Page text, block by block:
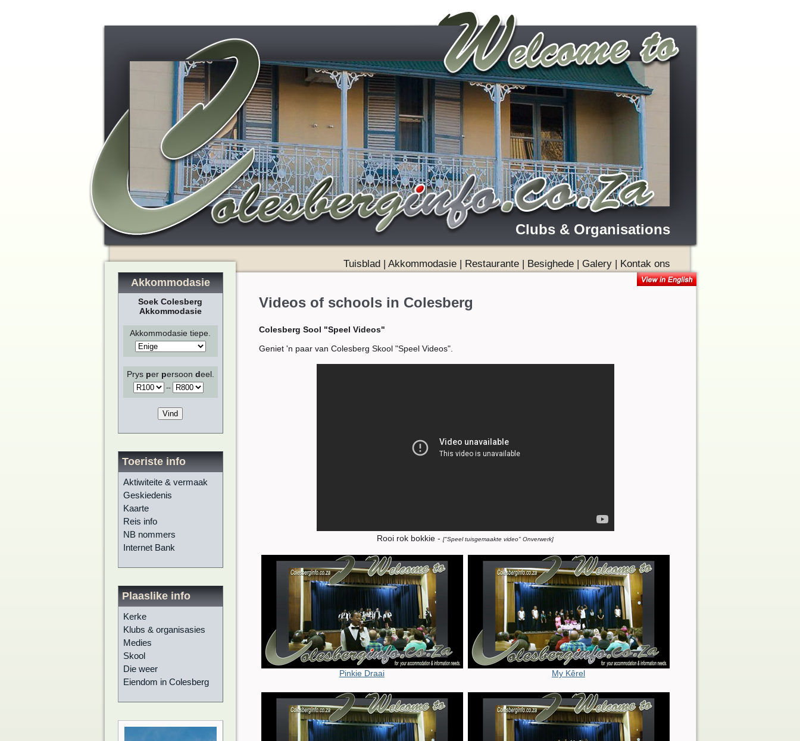
Clubs & Organisations
Tuisblad| Akkommodasie | Restaurante | Besighede | Galery | Kontak ons
Akkommodasie
Soek Colesberg
Akkommodasie
Akkommodasie tiepe.
Prys per persoon deel.
--
Toeriste info
Aktiwiteite & vermaak
Geskiedenis
Kaarte
Reis info
NB nommers
Internet Bank
Plaaslike info
Kerke
Klubs & organisasies
Medies
Skool
Die weer
Eiendom in Colesberg
Videos of schools in Colesberg
Colesberg Sool "Speel Videos"
Geniet 'n paar van Colesberg Skool "Speel Videos".
Rooi rok bokkie - ["Speel tuisgemaakte video" Onverwerk]
Pinkie Draai My Kêrel